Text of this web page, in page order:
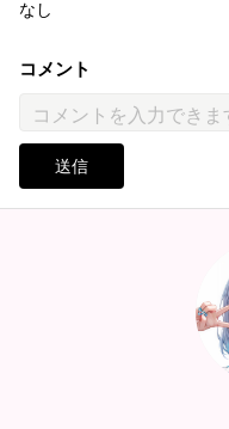
なし
コメント
送信